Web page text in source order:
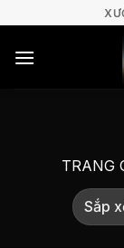
nội
TRANG